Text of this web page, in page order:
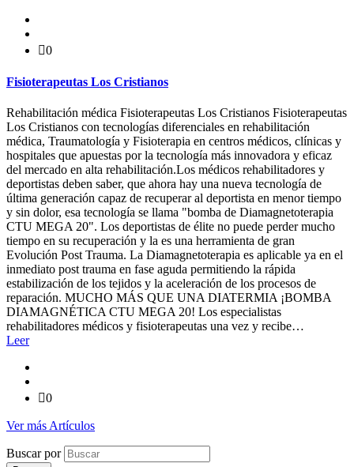
0
Fisioterapeutas Los Cristianos
Rehabilitación médica Fisioterapeutas Los Cristianos Fisioterapeutas
Los Cristianos con tecnologías diferenciales en rehabilitación
médica, Traumatología y Fisioterapia en centros médicos, clínicas y
hospitales que apuestas por la tecnología más innovadora y eficaz
del mercado en alta rehabilitación.Los médicos rehabilitadores y
deportistas deben saber, que ahora hay una nueva tecnología de
última generación capaz de recuperar al deportista en menor tiempo
y sin dolor, esa tecnología se llama "bomba de Diamagnetoterapia
CTU MEGA 20". Los deportistas de élite no puede perder mucho
tiempo en su recuperación y la es una herramienta de gran
Evolución Post Trauma. La Diamagnetoterapia es aplicable ya en el
inmediato post trauma en fase aguda permitiendo la rápida
estabilización de los tejidos y la aceleración de los procesos de
reparación. MUCHO MÁS QUE UNA DIATERMIA ¡BOMBA
DIAMAGNÉTICA CTU MEGA 20! Los especialistas
rehabilitadores médicos y fisioterapeutas una vez y recibe…
Leer
0
Ver más Artículos
Buscar por